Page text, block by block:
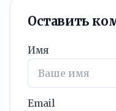
Оставить
Имя
Email